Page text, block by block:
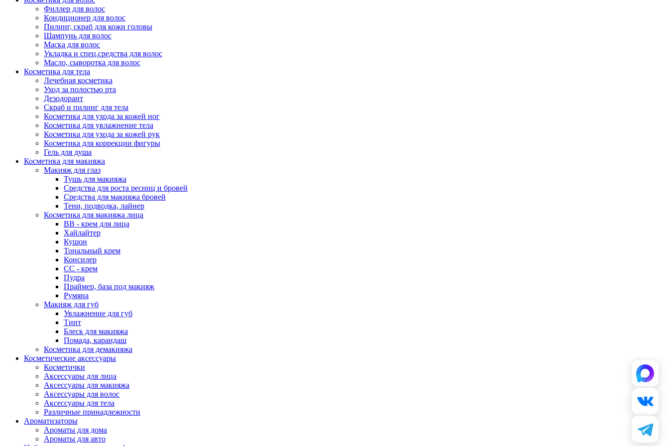
Упаковка
Наборы
Филлер для волос
Кондиционер для волос
Пилинг, скраб для кожи головы
Шампунь для волос
Маска для волос
Укладка и спец.средства для волос
Масло, сыворотка для волос
Косметика для тела
Лечебная косметика
Уход за полостью рта
Дезодорант
Скраб и пилинг для тела
Косметика для ухода за кожей ног
Косметика для увлажнение тела
Косметика для ухода за кожей рук
Косметика для коррекции фигуры
Гель для душа
Косметика для макияжа
Макияж для глаз
Тушь для макияжа
Средства для роста ресниц и бровей
Средства для макияжа бровей
Тени, подводка, лайнер
Косметика для макияжа лица
ВВ - крем для лица
Хайлайтер
Кушон
Тональный крем
Консилер
СС - крем
Пудра
Праймер, база под макияж
Румяна
Макияж для губ
Увлажнение для губ
Тинт
Блеск для макияжа
Помада, карандаш
Косметика для демакияжа
Косметические аксессуары
Косметички
Аксессуары для лица
Аксессуары для макияжа
Аксессуары для волос
Аксессуары для тела
Различные принадлежности
Ароматизаторы
Ароматы для дома
Ароматы для авто